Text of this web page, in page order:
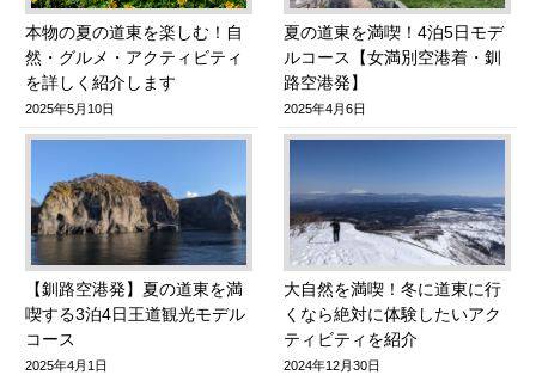
本物の夏の道東を楽しむ！自
然・グルメ・アクティビティ
を詳しく紹介します
2025年5月10日
夏の道東を満喫！4泊5日モデ
ルコース【女満別空港着・釧
路空港発】
2025年4月6日
【釧路空港発】夏の道東を満
喫する3泊4日王道観光モデル
コース
2025年4月1日
大自然を満喫！冬に道東に行
くなら絶対に体験したいアク
ティビティを紹介
2024年12月30日